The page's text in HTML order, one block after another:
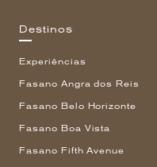
Destinos
Experiências
Fasano Angra dos Reis
Fasano Belo Horizonte
Fasano Boa Vista
Fasano Fifth Avenue